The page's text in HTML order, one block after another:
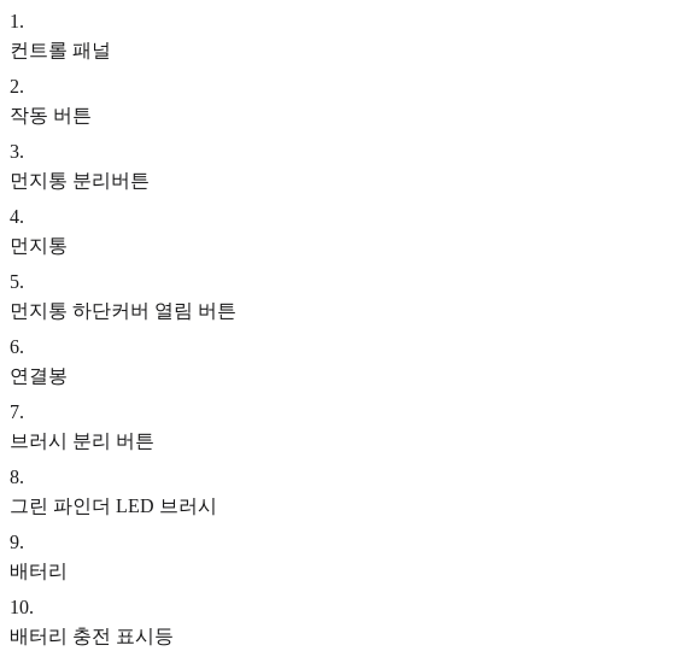
1 .
컨트롤 패널
2.
작동 버튼
3.
먼지통 분리버튼
4.
먼지통
5.
먼지통 하단커버 열림 버튼
6.
연결봉
7.
브러시 분리 버튼
8.
그린 파인더 LED 브러시
9.
배터리
10.
배터리 충전 표시등